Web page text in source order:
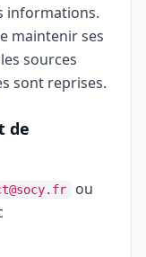
informations.
maintenir ses
sources
sont reprises.
de
ou